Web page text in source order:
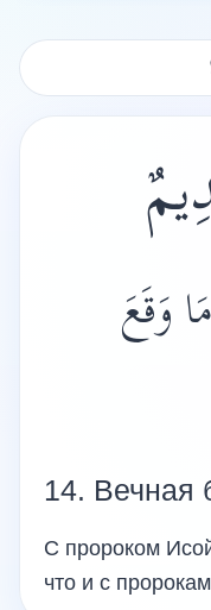
وَقَعَ
14. Вечная
С пророком
что и с